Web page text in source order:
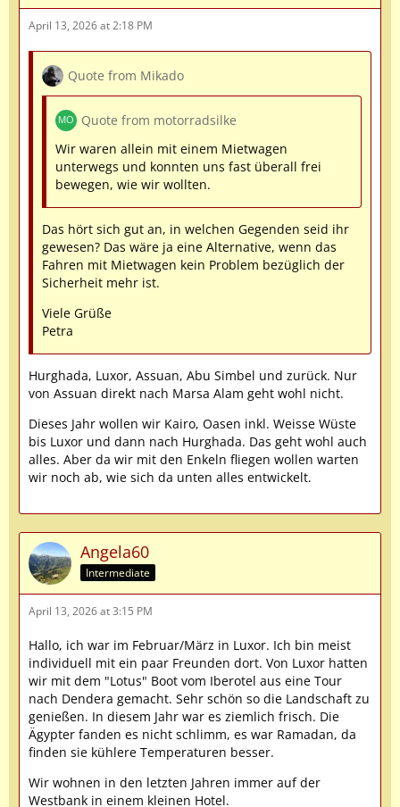
April 13, 2026 at 2:18 PM
Quote from Mikado
Quote from motorradsilke
Wir waren allein mit einem Mietwagen
unterwegs und konnten uns fast überall frei
bewegen, wie wir wollten.
Das hört sich gut an, in welchen Gegenden seid ihr
gewesen? Das wäre ja eine Alternative, wenn das
Fahren mit Mietwagen kein Problem bezüglich der
Sicherheit mehr ist.
Viele Grüße
Petra
Hurghada, Luxor, Assuan, Abu Simbel und zurück. Nur
von Assuan direkt nach Marsa Alam geht wohl nicht.
Dieses Jahr wollen wir Kairo, Oasen inkl. Weisse Wüste
bis Luxor und dann nach Hurghada. Das geht wohl auch
alles. Aber da wir mit den Enkeln fliegen wollen warten
wir noch ab, wie sich da unten alles entwickelt.
Angela60
Intermediate
April 13, 2026 at 3:15 PM
Hallo, ich war im Februar/März in Luxor. Ich bin meist
individuell mit ein paar Freunden dort. Von Luxor hatten
wir mit dem "Lotus" Boot vom Iberotel aus eine Tour
nach Dendera gemacht. Sehr schön so die Landschaft zu
genießen. In diesem Jahr war es ziemlich frisch. Die
Ägypter fanden es nicht schlimm, es war Ramadan, da
finden sie kühlere Temperaturen besser.
Wir wohnen in den letzten Jahren immer auf der
Westbank in einem kleinen Hotel.